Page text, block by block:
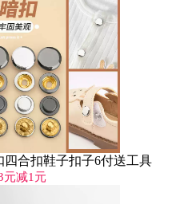
四合扣鞋子扣子6付送工具
元减1元